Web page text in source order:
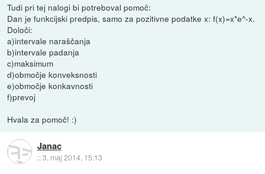
Tudi pri tej nalogi bi potreboval pomoč:
Dan je funkcijski predpis, samo za pozitivne podatke x: f(x)=x*e^-x.
Določi:
a)intervale naraščanja
b)intervale padanja
c)maksimum
d)območje konveksnosti
e)območje konkavnosti
f)prevoj
Hvala za pomoč! :)
Janac
::3. maj 2014, 15:13